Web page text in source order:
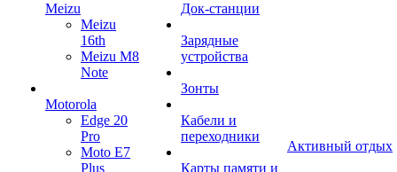
Meizu
Meizu
16th
Meizu M8
Note
Motorola
Edge 20
Pro
Moto E7
Plus
Док-станции
Зарядные
устройства
Зонты
Кабели и
переходники
Карты памяти и
Активный отдых